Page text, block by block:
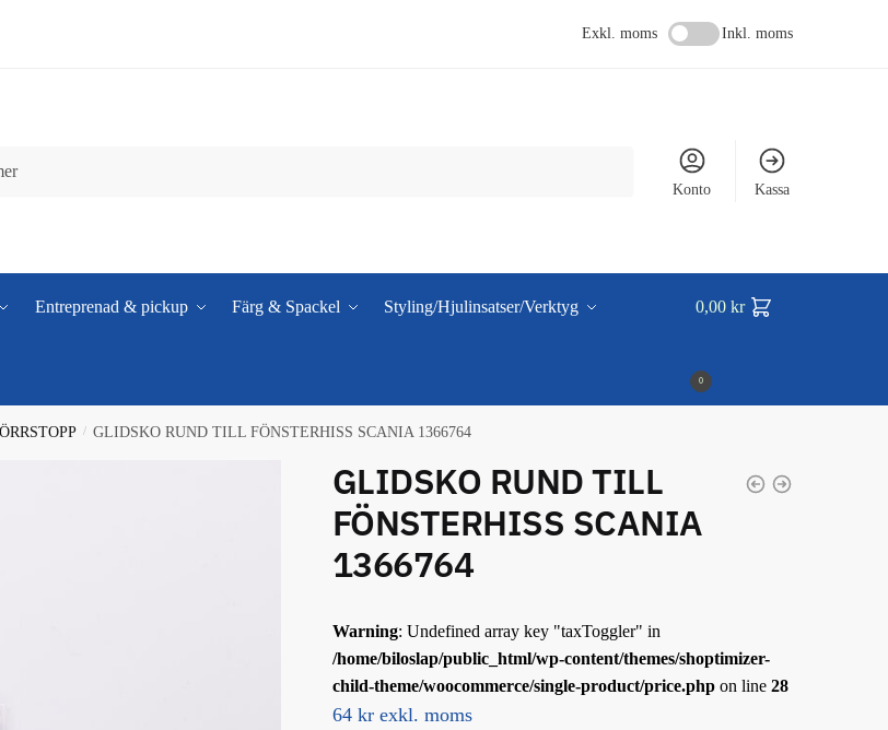
Exkl. moms Inkl. moms
Konto Kassa
Entreprenad & pickup Färg & Spackel Styling/Hjulinsatser/Verktyg 0,00 kr
0
/ GLIDSKO RUND TILL FÖNSTERHISS SCANIA 1366764
GLIDSKO RUND TILL
FÖNSTERHISS SCANIA
1366764
Warning: Undefined array key "taxToggler" in
/home/biloslap/public_html/wp-content/themes/shoptimizer-
child-theme/woocommerce/single-product/price.phpon line 28
64 kr exkl. moms